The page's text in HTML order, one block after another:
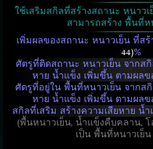
ใช้เสริมสกิลที่สร้างสถานะ หนาว
สามารถสร้าง พื้นที่ห
เพิ่มผลของสถานะ หนาวเย็น ที่สร้
44)%
ศัตรูที่ติดสถานะ หนาวเย็น จากส
หาย น้ำแข็ง เพิ่มขึ้น ตามผลข
ศัตรูที่อยู่ใน พื้นที่หนาวเย็น จากส
หาย น้ำแข็ง เพิ่มขึ้น ตามผลข
สกิลที่เสริม สร้างความเสียหาย น้
(พื้นหนาวเย็น, น้ำแข็งคืบคลาน,
เป็น พื้นที่หนาวเย็